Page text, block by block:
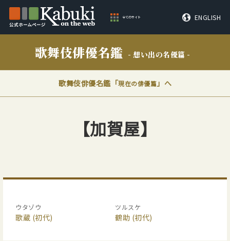
全てのサイト ENGLISH
歌舞伎俳優名鑑 - 想い出の名優篇 -
歌舞伎俳優名鑑「現在の俳優篇」へ
【加賀屋】
ウタゾウ
歌蔵 (初代)
ツルスケ
鶴助 (初代)